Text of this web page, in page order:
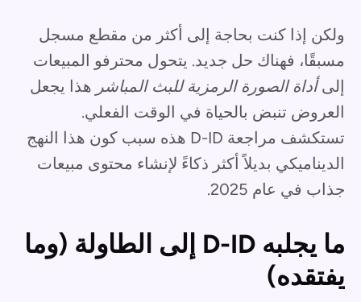
ولكن إذا كنت بحاجة إلى أكثر من مقطع مسجل
مسبقًا، فهناك حل جديد. يتحول محترفو المبيعات
إلىأداة الصورة الرمزية للبث المباشر هذا يجعل
العروض تنبض بالحياة في الوقت الفعلي.
تستكشف مراجعة D-ID هذه سبب كون هذا النهج
الديناميكي بديلاً أكثر ذكاءً لإنشاء محتوى مبيعات
جذاب في عام 2025.
ما يجلبه D-ID إلى الطاولة (وما
يفتقده)